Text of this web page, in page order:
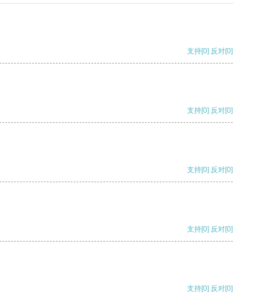
支持[0] 反对[0]
支持[0] 反对[0]
支持[0] 反对[0]
支持[0] 反对[0]
支持[0] 反对[0]